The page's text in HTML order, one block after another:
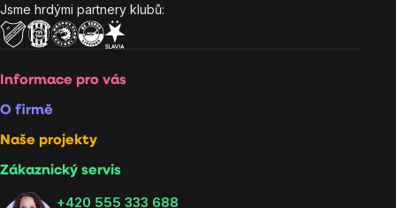
Jsme hrdými partnery klubů:
Informace pro vás
O firmě
Naše projekty
Zákaznický servis
‭+420 555 333 688